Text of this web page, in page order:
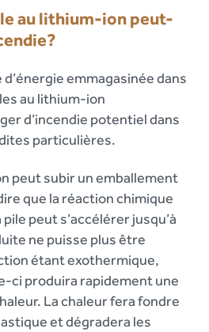
au lithium-ion peut-
emmagasinée dans
au lithium-ion
d’incendie potentiel dans
particulières.
peut subir un emballement
que la réaction chimique
peut s’accélérer jusqu’à
ne puisse plus être
étant exothermique,
ci produira rapidement une
La chaleur fera fondre
et dégradera les